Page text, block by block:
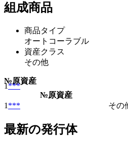
組成商品
商品タイプ
オートコーラブル
資産クラス
その他
№原資産
1***
№原資産
1 *** その
最新の発行体